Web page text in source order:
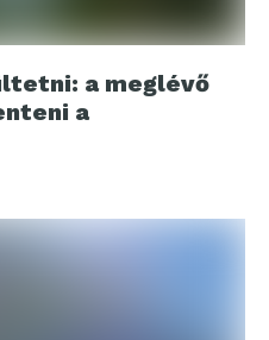
a meglévő
a